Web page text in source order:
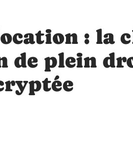
: la
de plein